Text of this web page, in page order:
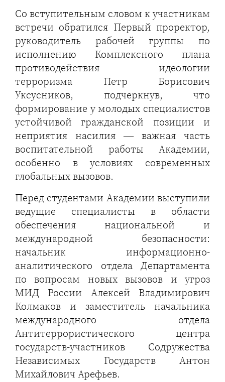
Со вступительным словом к участникам
встречи обратился Первый проректор,
руководитель рабочей группы по
исполнению Комплексного плана
противодействия идеологии
терроризма Петр Борисович
Уксусников, подчеркнув, что
формирование у молодых специалистов
устойчивой гражданской позиции и
неприятия насилия — важная часть
воспитательной работы Академии,
особенно в условиях современных
глобальных вызовов.
Перед студентами Академии выступили
ведущие специалисты в области
обеспечения национальной и
международной безопасности:
начальник информационно-
аналитического отдела Департамента
по вопросам новых вызовов и угроз
МИД России Алексей Владимирович
Колмаков и заместитель начальника
международного отдела
Антитеррористического центра
государств-участников Содружества
Независимых Государств Антон
Михайлович Арефьев.